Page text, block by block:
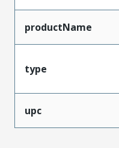
productName
type
upc